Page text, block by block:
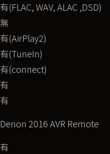
有(FLAC, WAV, ALAC ,DSD)
無
有(AirPlay2)
有(TuneIn)
有(connect)
有
有
Denon 2016 AVR Remote
有